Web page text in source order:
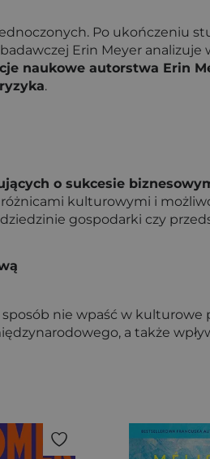
Po ukończeniu
Erin Meyer
naukowe autorstwa Erin
.
o sukcesie
różnicami kulturowymi i
gospodarki czy
nie wpaść w kulturowe
a także